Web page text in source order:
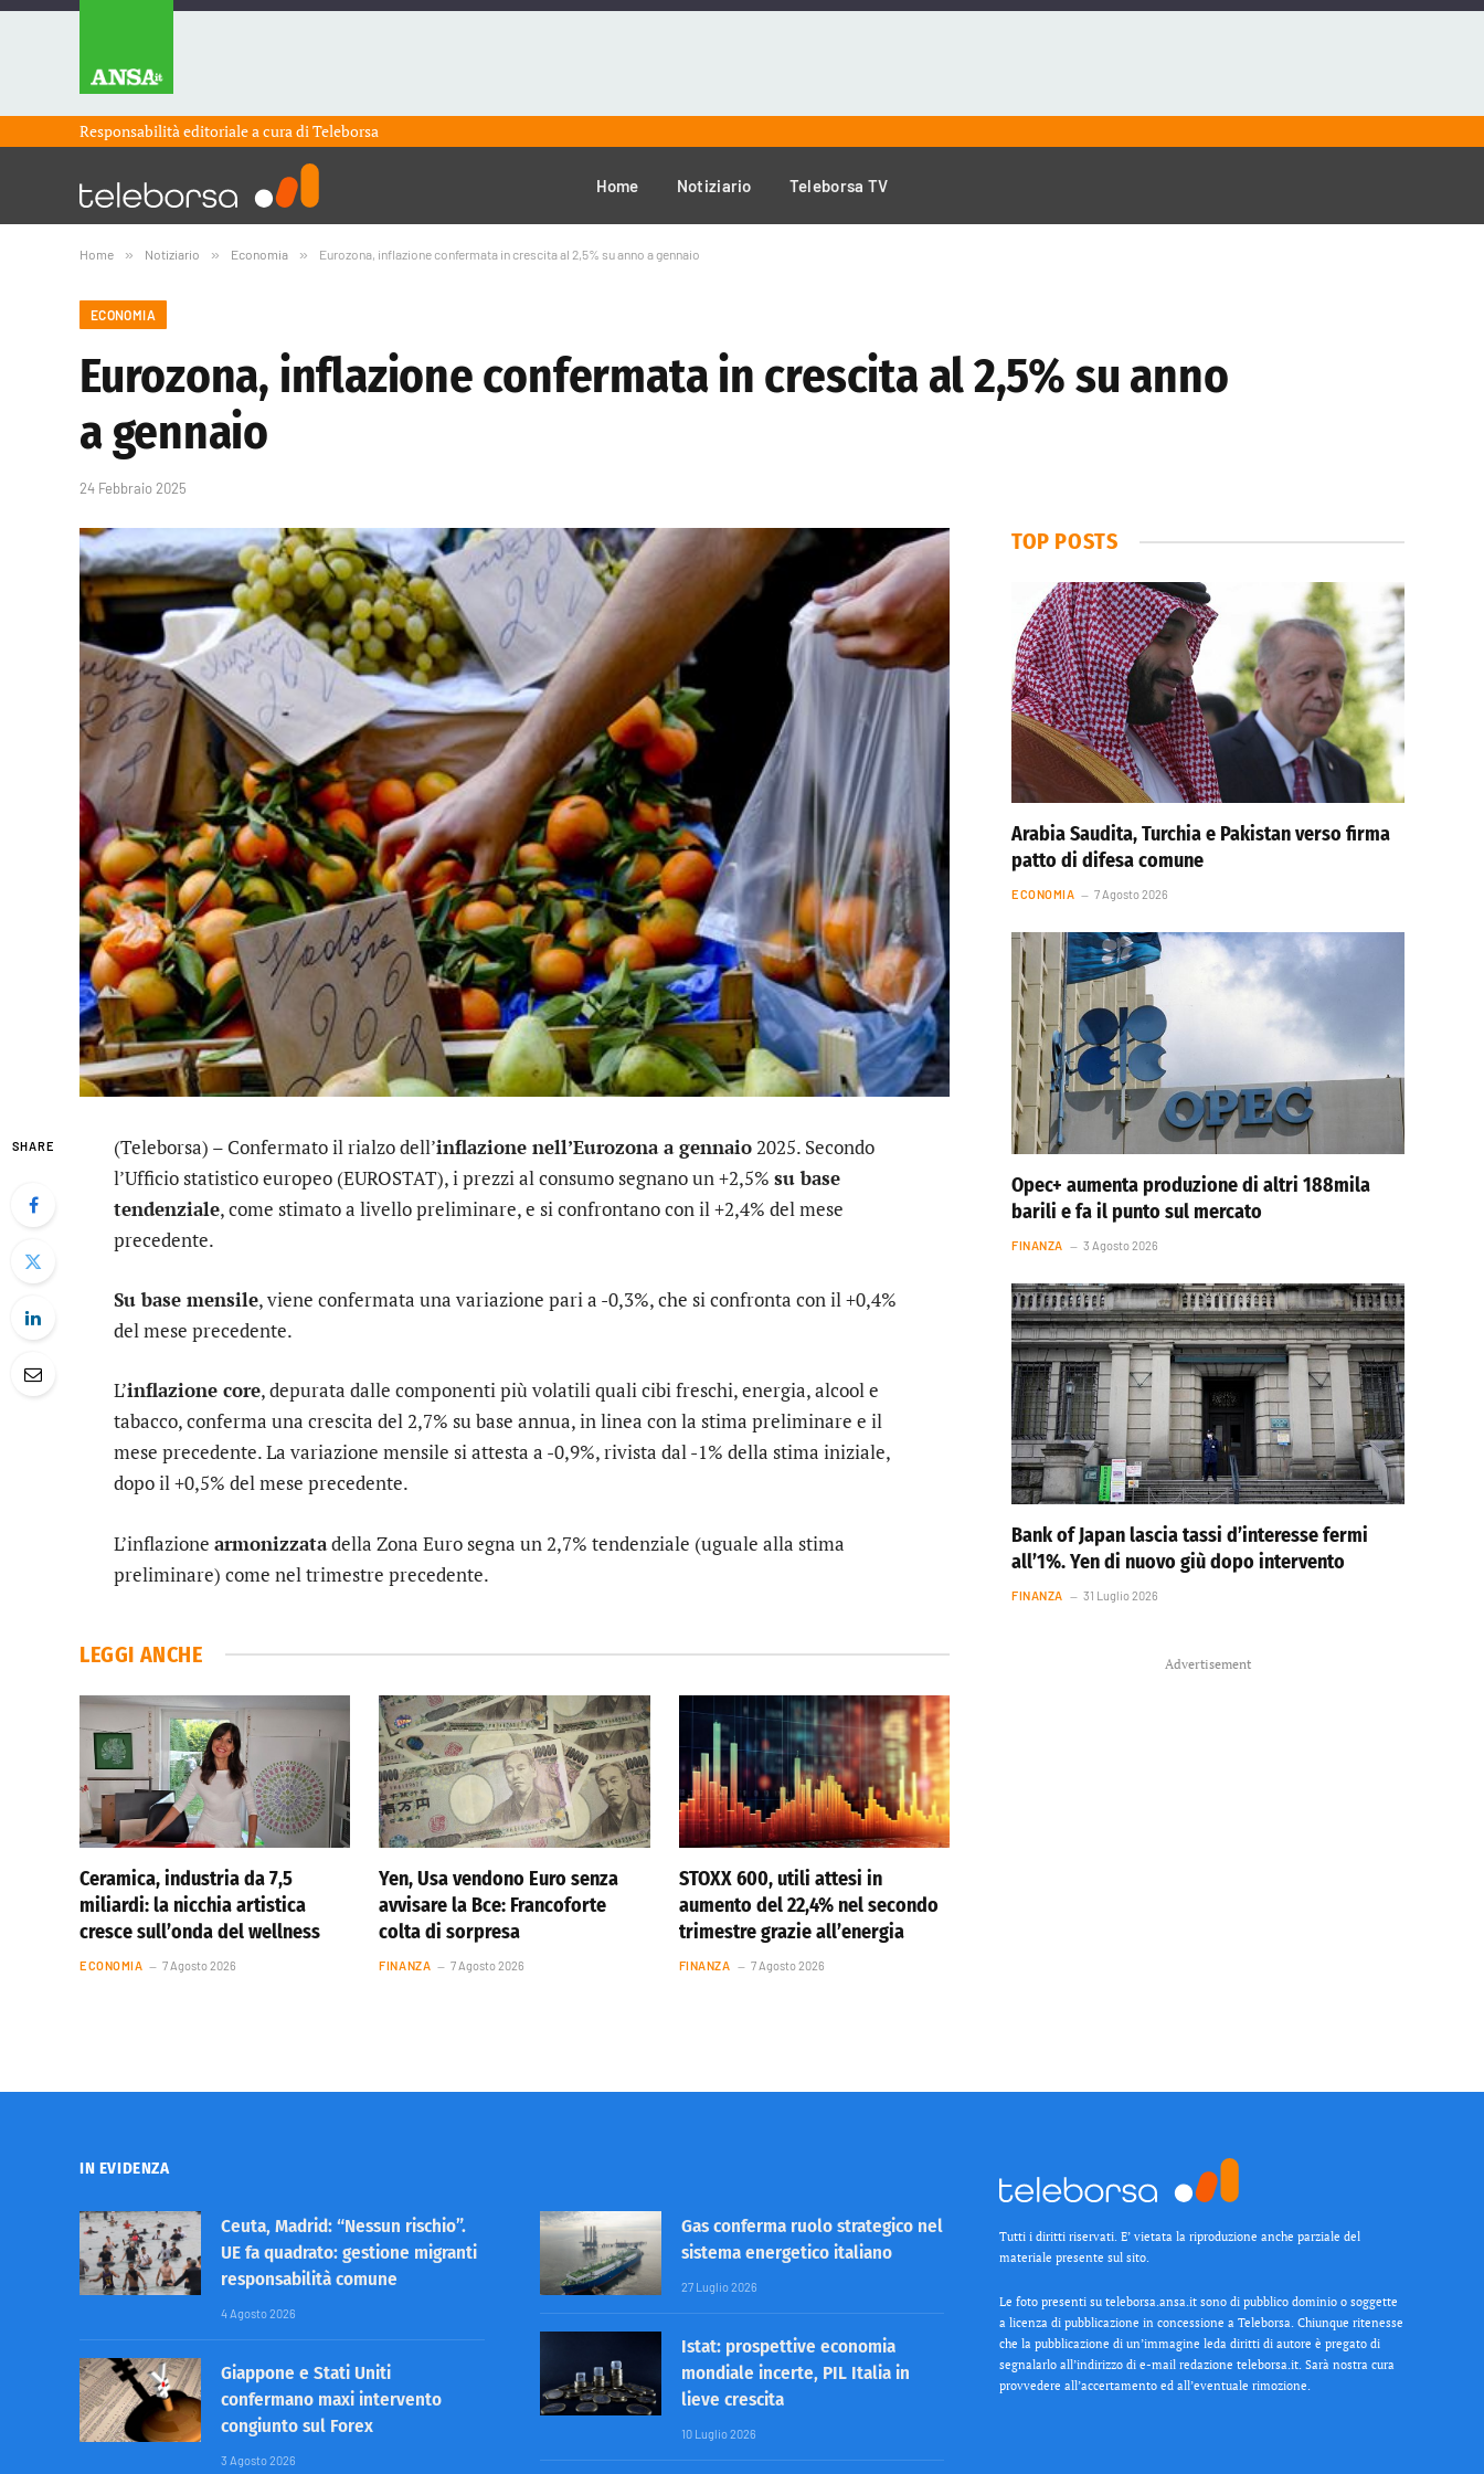
Responsabilità editoriale a cura diTeleborsa
Home Notiziario Teleborsa TV
Home » Notiziario » Economia » Eurozona, inflazione confermata in crescita al 2,5% su anno a gennaio
ECONOMIA
Eurozona, inflazione confermata in crescita al 2,5% su anno
a gennaio
24 Febbraio 2025
SHARE (Teleborsa) – Confermato il rialzo dell’inflazione nell’Eurozona a gennaio2025. Secondo
l’Ufficio statistico europeo (EUROSTAT), i prezzi al consumo segnano un +2,5% su base
tendenziale, come stimato a livello preliminare, e si confrontano con il +2,4% del mese
precedente.
Su base mensile, viene confermata una variazione pari a -0,3%, che si confronta con il +0,4%
del mese precedente.
L’inflazione core, depurata dalle componenti più volatili quali cibi freschi, energia, alcool e
tabacco, conferma una crescita del 2,7% su base annua, in linea con la stima preliminare e il
mese precedente. La variazione mensile si attesta a -0,9%, rivista dal -1% della stima iniziale,
dopo il +0,5% del mese precedente.
L’inflazione armonizzatadella Zona Euro segna un 2,7% tendenziale (uguale alla stima
preliminare) come nel trimestre precedente.
LEGGI ANCHE
Ceramica, industria da 7,5
miliardi: la nicchia artistica
cresce sull’onda del wellness
ECONOMIA 7 Agosto 2026
Yen, Usa vendono Euro senza
avvisare la Bce: Francoforte
colta di sorpresa
FINANZA 7 Agosto 2026
STOXX 600, utili attesi in
aumento del 22,4% nel secondo
trimestre grazie all’energia
FINANZA 7 Agosto 2026
TOP POSTS
Arabia Saudita, Turchia e Pakistan verso firma
patto di difesa comune
ECONOMIA 7 Agosto 2026
Opec+ aumenta produzione di altri 188mila
barili e fa il punto sul mercato
FINANZA 3 Agosto 2026
Bank of Japan lascia tassi d’interesse fermi
all’1%. Yen di nuovo giù dopo intervento
FINANZA 31 Luglio 2026
Advertisement
IN EVIDENZA
Ceuta, Madrid: “Nessun rischio”.
UE fa quadrato: gestione migranti
responsabilità comune
4 Agosto 2026
Giappone e Stati Uniti
confermano maxi intervento
congiunto sul Forex
3 Agosto 2026
Gas conferma ruolo strategico nel
sistema energetico italiano
27 Luglio 2026
Istat: prospettive economia
mondiale incerte, PIL Italia in
lieve crescita
10 Luglio 2026
Tutti i diritti riservati. E’ vietata la riproduzione anche parziale del
materiale presente sul sito.
Le foto presenti su teleborsa.ansa.it sono di pubblico dominio o soggette
a licenza di pubblicazione in concessione a Teleborsa. Chiunque ritenesse
che la pubblicazione di un’immagine leda diritti di autore è pregato di
segnalarlo all’indirizzo di e-mail redazione teleborsa.it. Sarà nostra cura
provvedere all’accertamento ed all’eventuale rimozione.